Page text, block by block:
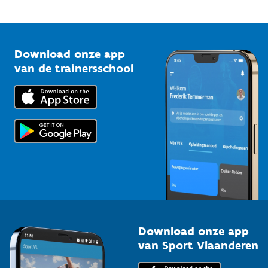
Bedrijven
Trainers en begeleiders
Topsporters
Vlaamse Trainersschool
Kennisplatform
Downloads
Voor de pers
Download onze app
van de trainersschool
Download onze app
van Sport Vlaanderen